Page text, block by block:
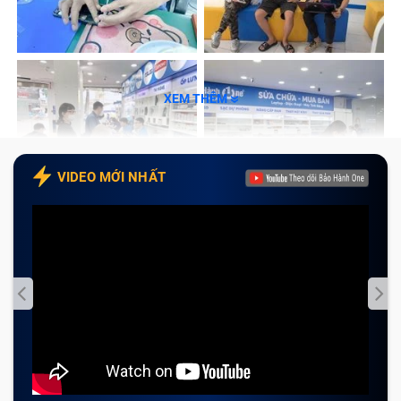
Cam kết với khách hàng khi thay camera điện
thoại Sau Sony Xperia Xz1/ G8342/ G8341 tại Bảo
Hành One
Tạm kết
Khi nào nên thay camera điện thoại
Sau Sony Xperia Xz1/ G8342/ G8341?
ảnh của smartphone cũng như ảnh hưởng đến các
chức năng, ứng dụng liên quan khi cần sử dụng máy
đáp ứng các nhu cầu của mình khi sử dụng điện thoại.
XEM THÊM
VIDEO MỚI NHẤT